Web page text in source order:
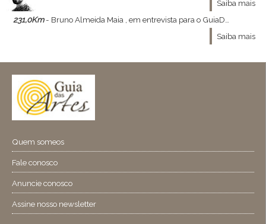
Saiba mais
231,0Km- Bruno Almeida Maia , em entrevista para o GuiaDasArtes - Bruno Almeida Maia , ministrante do curso Constelações Visionárias , a relação entre moda , arte e filosofia nos concedeu a ótima entrevista que se segue :
Saiba mais
Quem someos
Fale conosco
Anuncie conosco
Assine nosso newsletter